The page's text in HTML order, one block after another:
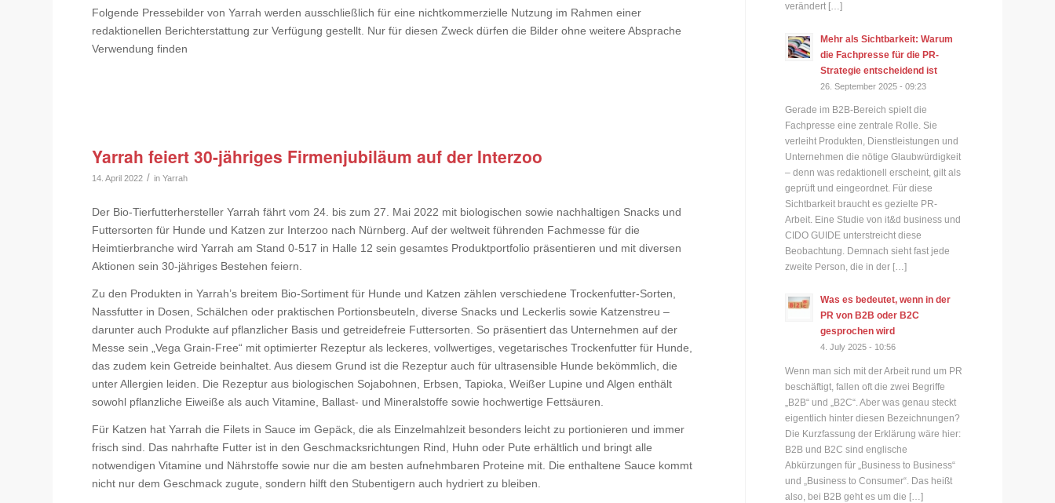
Folgende Pressebilder von Yarrah werden ausschließlich für eine nichtkommerzielle Nutzung im Rahmen einer
redaktionellen Berichterstattung zur Verfügung gestellt. Nur für diesen Zweck dürfen die Bilder ohne weitere Absprache
Verwendung finden
Yarrah feiert 30-jähriges Firmenjubiläum auf der Interzoo
14. April 2022 / inYarrah
Der Bio-Tierfutterhersteller Yarrah fährt vom 24. bis zum 27. Mai 2022 mit biologischen sowie nachhaltigen Snacks und
Futtersorten für Hunde und Katzen zur Interzoo nach Nürnberg. Auf der weltweit führenden Fachmesse für die
Heimtierbranche wird Yarrah am Stand 0-517 in Halle 12 sein gesamtes Produktportfolio präsentieren und mit diversen
Aktionen sein 30-jähriges Bestehen feiern.
Zu den Produkten in Yarrah’s breitem Bio-Sortiment für Hunde und Katzen zählen verschiedene Trockenfutter-Sorten,
Nassfutter in Dosen, Schälchen oder praktischen Portionsbeuteln, diverse Snacks und Leckerlis sowie Katzenstreu –
darunter auch Produkte auf pflanzlicher Basis und getreidefreie Futtersorten. So präsentiert das Unternehmen auf der
Messe sein „Vega Grain-Free“ mit optimierter Rezeptur als leckeres, vollwertiges, vegetarisches Trockenfutter für Hunde,
das zudem kein Getreide beinhaltet. Aus diesem Grund ist die Rezeptur auch für ultrasensible Hunde bekömmlich, die
unter Allergien leiden. Die Rezeptur aus biologischen Sojabohnen, Erbsen, Tapioka, Weißer Lupine und Algen enthält
sowohl pflanzliche Eiweiße als auch Vitamine, Ballast- und Mineralstoffe sowie hochwertige Fettsäuren.
Für Katzen hat Yarrah die Filets in Sauce im Gepäck, die als Einzelmahlzeit besonders leicht zu portionieren und immer
frisch sind. Das nahrhafte Futter ist in den Geschmacksrichtungen Rind, Huhn oder Pute erhältlich und bringt alle
notwendigen Vitamine und Nährstoffe sowie nur die am besten aufnehmbaren Proteine mit. Die enthaltene Sauce kommt
nicht nur dem Geschmack zugute, sondern hilft den Stubentigern auch hydriert zu bleiben.
verändert […]
Mehr als Sichtbarkeit: Warum
die Fachpresse für die PR-
Strategie entscheidend ist
26. September 2025 - 09:23
Gerade im B2B-Bereich spielt die
Fachpresse eine zentrale Rolle. Sie
verleiht Produkten, Dienstleistungen und
Unternehmen die nötige Glaubwürdigkeit
– denn was redaktionell erscheint, gilt als
geprüft und eingeordnet. Für diese
Sichtbarkeit braucht es gezielte PR-
Arbeit. Eine Studie von it&d business und
CIDO GUIDE unterstreicht diese
Beobachtung. Demnach sieht fast jede
zweite Person, die in der […]
Was es bedeutet, wenn in der
PR von B2B oder B2C
gesprochen wird
4. July 2025 - 10:56
Wenn man sich mit der Arbeit rund um PR
beschäftigt, fallen oft die zwei Begriffe
„B2B“ und „B2C“. Aber was genau steckt
eigentlich hinter diesen Bezeichnungen?
Die Kurzfassung der Erklärung wäre hier:
B2B und B2C sind englische
Abkürzungen für „Business to Business“
und „Business to Consumer“. Das heißt
also, bei B2B geht es um die […]